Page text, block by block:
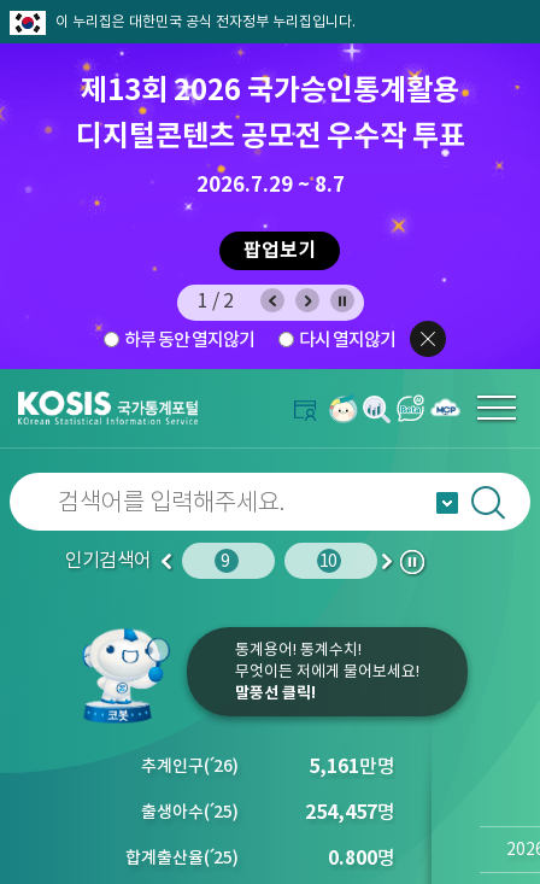
이 누리집은 대한민국 공식 전자정부 누리집입니다.
제13회 2026 국가승인통계활용
디지털콘텐츠 공모전 우수작 투표
2026.7.29 ~ 8.7
팝업보기
8월 통계찾기 퀴즈이벤트
8.7.(금) ~ 8.21.(금)
2/2
하루 동안 열지않기 다시 열지않기
인기검색어
이
10 청소년 9 10 1
다
정
통계용어! 통계수치!
무엇이든 저에게 물어보세요!
말풍선 클릭!
추계인구(´26) 5,161만명
출생아수(´25) 254,457명
합계출산율(´25) 0.800명